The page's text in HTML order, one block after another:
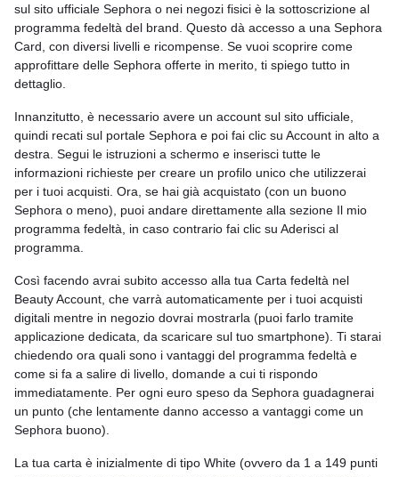
sul sito ufficiale Sephora o nei negozi fisici è la sottoscrizione al
programma fedeltà del brand. Questo dà accesso a una Sephora
Card, con diversi livelli e ricompense. Se vuoi scoprire come
approfittare delle Sephora offerte in merito, ti spiego tutto in
dettaglio.
Innanzitutto, è necessario avere un account sul sito ufficiale,
quindi recati sul portale Sephora e poi fai clic su Account in alto a
destra. Segui le istruzioni a schermo e inserisci tutte le
informazioni richieste per creare un profilo unico che utilizzerai
per i tuoi acquisti. Ora, se hai già acquistato (con un buono
Sephora o meno), puoi andare direttamente alla sezione Il mio
programma fedeltà, in caso contrario fai clic su Aderisci al
programma.
Così facendo avrai subito accesso alla tua Carta fedeltà nel
Beauty Account, che varrà automaticamente per i tuoi acquisti
digitali mentre in negozio dovrai mostrarla (puoi farlo tramite
applicazione dedicata, da scaricare sul tuo smartphone). Ti starai
chiedendo ora quali sono i vantaggi del programma fedeltà e
come si fa a salire di livello, domande a cui ti rispondo
immediatamente. Per ogni euro speso da Sephora guadagnerai
un punto (che lentamente danno accesso a vantaggi come un
Sephora buono).
La tua carta è inizialmente di tipo White (ovvero da 1 a 149 punti